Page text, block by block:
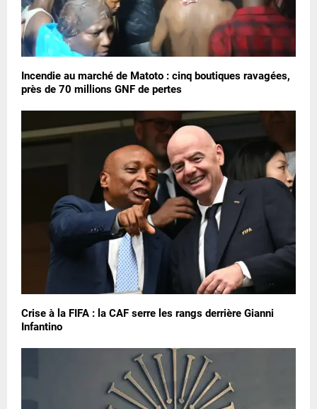
Incendie au marché de Matoto : cinq boutiques ravagées,
près de 70 millions GNF de pertes
Crise à la FIFA : la CAF serre les rangs derrière Gianni
Infantino